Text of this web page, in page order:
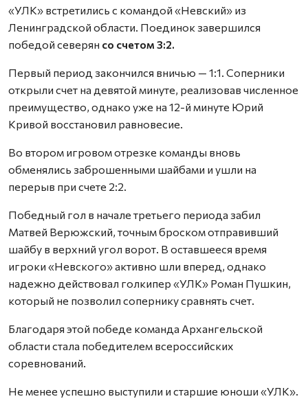
«УЛК» встретились с командой «Невский» из
Ленинградской области. Поединок завершился
победой северян со счетом 3:2.
Первый период закончился вничью — 1:1. Соперники
открыли счет на девятой минуте, реализовав численное
преимущество, однако уже на 12-й минуте Юрий
Кривой восстановил равновесие.
Во втором игровом отрезке команды вновь
обменялись заброшенными шайбами и ушли на
перерыв при счете 2:2.
Победный гол в начале третьего периода забил
Матвей Верюжский, точным броском отправивший
шайбу в верхний угол ворот. В оставшееся время
игроки «Невского» активно шли вперед, однако
надежно действовал голкипер «УЛК» Роман Пушкин,
который не позволил сопернику сравнять счет.
Благодаря этой победе команда Архангельской
области стала победителем всероссийских
соревнований.
Не менее успешно выступили и старшие юноши «УЛК».